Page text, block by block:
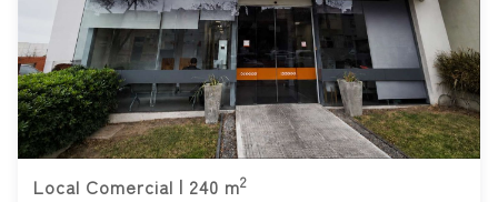
Local Comercial | 240 m2